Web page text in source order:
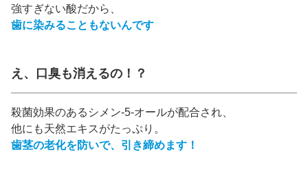
強すぎない酸だから、
歯に染みることもないんです
え、口臭も消えるの！？
殺菌効果のあるシメン-5-オールが配合され、
他にも天然エキスがたっぷり。
歯茎の老化を防いで、引き締めます！